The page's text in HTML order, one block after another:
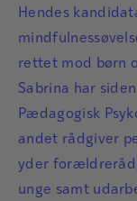
Hendes
rettet mod børn
Sabrina har
Pædagogisk
andet rådgiver
yder
unge samt